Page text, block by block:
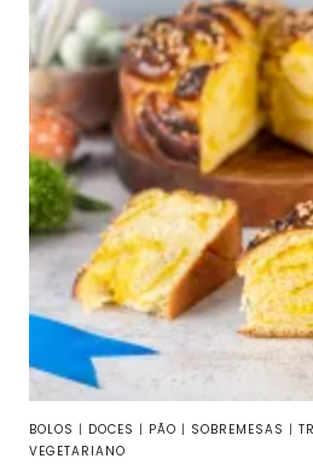
BOLOS | DOCES | PÃO | SOBREMESAS |
VEGETARIANO